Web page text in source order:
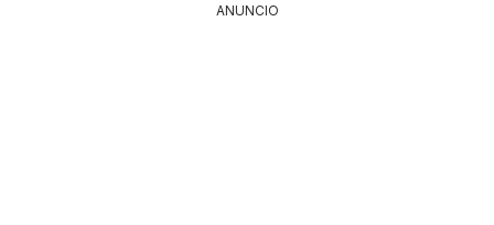
ANUNCIO